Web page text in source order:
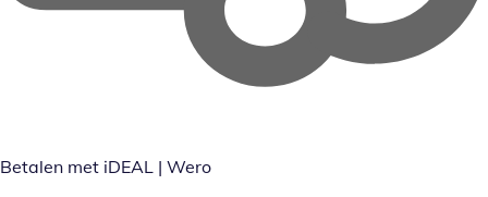
Betalen met iDEAL | Wero